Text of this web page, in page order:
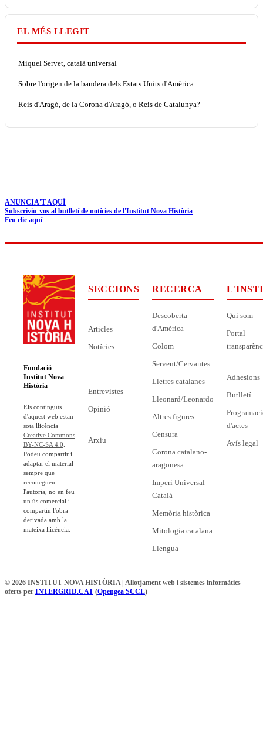
EL MÉS LLEGIT
Miquel Servet, català universal
Sobre l'origen de la bandera dels Estats Units d'Amèrica
Reis d'Aragó, de la Corona d'Aragó, o Reis de Catalunya?
ANUNCIA'T AQUÍ
Subscriviu-vos al butlletí de notícies de l'Institut Nova Història
Feu clic aquí
Fundació
Institut Nova
Història
Els continguts
d'aquest web estan
sota llicència
Creative Commons
BY-NC-SA 4.0
Podeu compartir i
adaptar el material
sempre que
reconegueu
l'autoria, no en feu
un ús comercial i
compartiu l'obra
derivada amb la
mateixa llicència.
SECCIONS
Articles
Notícies
Entrevistes
Opinió
Arxiu
RECERCA
Descoberta
d'Amèrica
Colom
Servent/Cervantes
Lletres catalanes
Lleonard/Leonardo
Altres figures
Censura
Corona catalano-
aragonesa
Imperi Universal
Català
Memòria històrica
Mitologia catalana
Llengua
Qui som
Portal
Adhesions
Butlletí
d'actes
Avís legal
© 2026 INSTITUT NOVA HISTÒRIA | Allotjament web i sistemes informàtics
oferts per INTERGRID.CAT (Opengea SCCL)